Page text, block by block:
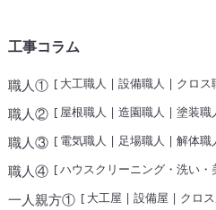
工事コラム
職人①[ 大工職人 | 設備職人 | クロス
職人②[ 屋根職人 | 造園職人 | 塗装職
職人③[ 電気職人 | 足場職人 | 解体職
職人④[ハウスクリーニング・洗い・
一人親方①[ 大工屋 | 設備屋 | クロ